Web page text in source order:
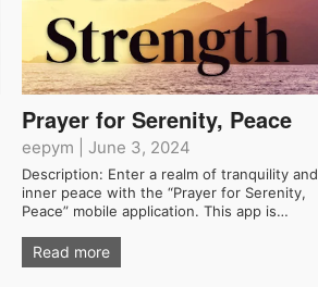
Prayer for Serenity, Peace
eepym June 3, 2024
Description: Enter a realm of tranquility and
inner peace with the “Prayer for Serenity,
Peace” mobile application. This app is…
Read more